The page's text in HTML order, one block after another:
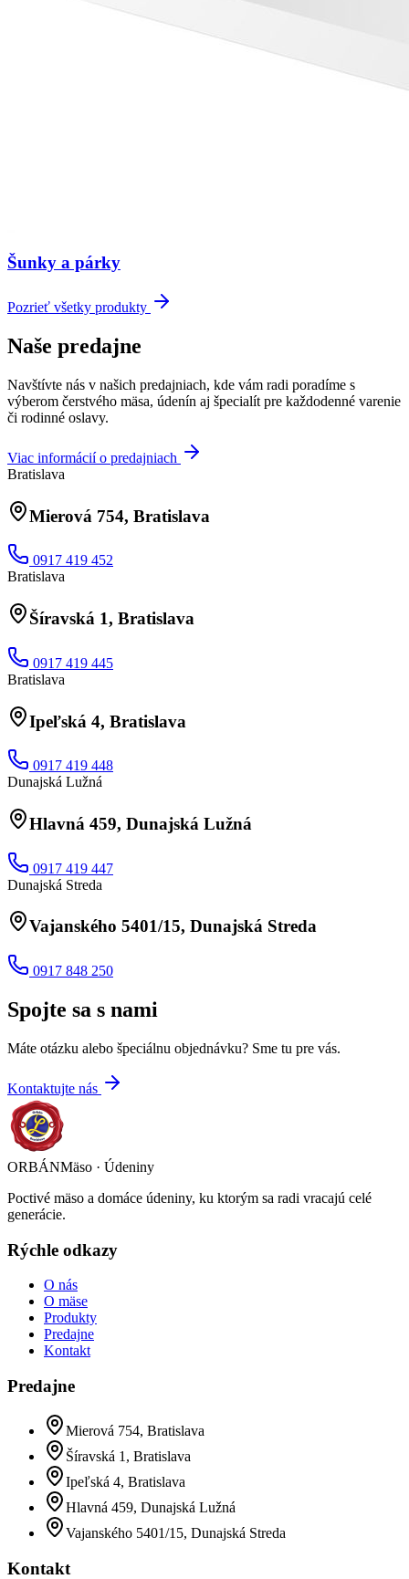
Šunky a párky
Pozrieť všetky produkty
Naše predajne
Navštívte nás v našich predajniach, kde vám radi poradíme s
výberom čerstvého mäsa, údenín aj špecialít pre každodenné varenie
či rodinné oslavy.
Viac informácií o predajniach
Bratislava
Mierová 754, Bratislava
0917 419 452
Bratislava
Šíravská 1, Bratislava
0917 419 445
Bratislava
Ipeľská 4, Bratislava
0917 419 448
Dunajská Lužná
Hlavná 459, Dunajská Lužná
0917 419 447
Dunajská Streda
Vajanského 5401/15, Dunajská Streda
0917 848 250
Spojte sa s nami
Máte otázku alebo špeciálnu objednávku? Sme tu pre vás.
Kontaktujte nás
ORBÁNMäso · Údeniny
Poctivé mäso a domáce údeniny, ku ktorým sa radi vracajú celé
generácie.
Rýchle odkazy
O nás
O mäse
Produkty
Predajne
Kontakt
Predajne
Mierová 754, Bratislava
Šíravská 1, Bratislava
Ipeľská 4, Bratislava
Hlavná 459, Dunajská Lužná
Vajanského 5401/15, Dunajská Streda
Kontakt